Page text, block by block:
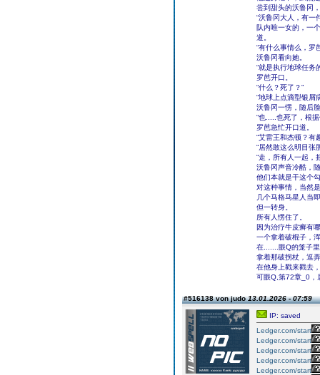
尝到甜头的沃鲁冈
“沃鲁冈大人，有一
队内唯一女的，一
道。
“有什么事情么，罗
沃鲁冈看向她。
“就是执行地球任务
罗芭开口。
“什么？死了？”
“地球上点滴型银屑
沃鲁冈一愣，随后
“也.....也死了，根
罗芭急忙开口道。
“艾雷王和杰顿？有
“居然敢这么明目张
“走，所有人一起，
沃鲁冈声音冷酷，
他们本就是干这个
对这种事情，当然
几个马格马星人当
但一转身。
所有人愣住了。
因为治疗牛皮癣有
一个拿着破棍子，
在.......眼Q的笼子
拿着那破拐杖，逗
在他身上戳来戳去
可眼Q,第72章_0，
#516138 von judo13.01.2026 - 07:59
IP: saved
Ledger.com/start
Ledger.com/start
Ledger.com/start
Ledger.com/start
Ledger.com/start